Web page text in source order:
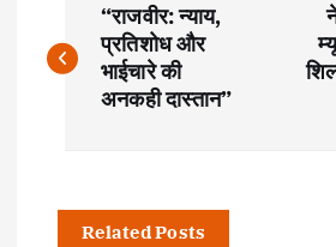
o
n
“राजवीर: न्याय,
प्रतिशोध और
भाईचारे की
अनकही दास्तान”
Related Posts